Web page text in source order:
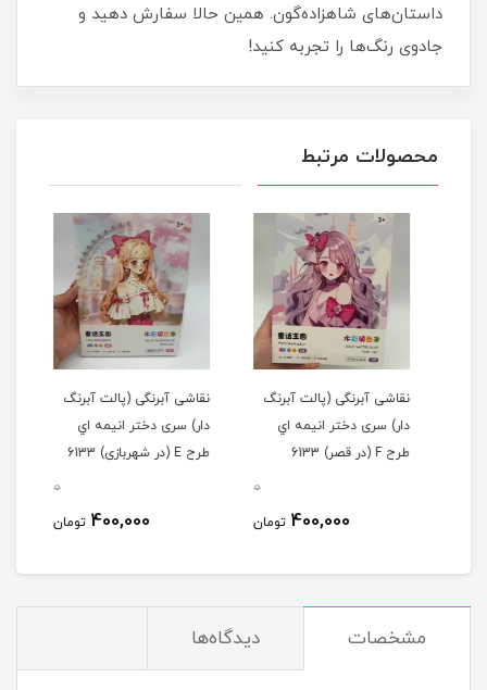
داستان‌های شاهزاده‌گون. همین حالا سفارش دهید و
جادوی رنگ‌ها را تجربه کنید!
محصولات مرتبط
نقاشی آبرنگی (پالت آبرنگ
دار) سری دختر انیمه اي
طرح F (در قصر) 6133
400,000 تومان
نقاشی آبرنگی (پالت آبرنگ
دار) سری دختر انیمه اي
طرح E (در شهربازی) 6133
400,000 تومان
مشخصات دیدگاه‌ها